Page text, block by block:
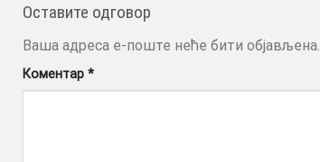
Оставите одговор
Ваша адреса е-поште неће бити објављена.
Коментар *